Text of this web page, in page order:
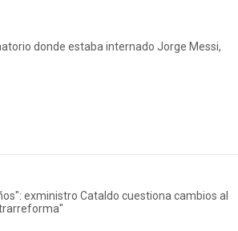
donde estaba internado Jorge Messi,
exministro Cataldo cuestiona cambios al